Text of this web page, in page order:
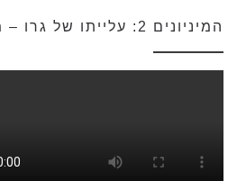
המיניונים 2: עלייתו של גרו – מדובב לעברית